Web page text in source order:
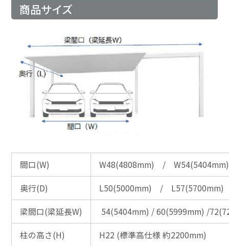
商品サイズ
間口(W)
W48(4808mm) /
奥行(D)
L50(5000mm) / L57(5700mm)
梁間口(梁延長W)
54(5404mm) / 60(5999mm) /
柱の高さ(H)
H22 (標準高仕様 約2200mm)